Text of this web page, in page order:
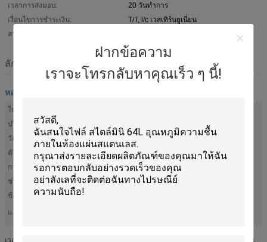
ฝากข้อความ
เราจะโทรกลับหาคุณเร็ว ๆ นี้!
เวลาการส่งมอบ:
20 วันทำการ
เงื่อนไขการชำระเงิน:
T/T, l/c เวสเทิร์นยูเนี่ยน
สามารถในการผลิต:
ลักษณะ
หอความชื้นอุณหภูมิ
ใบสมัคร:
ปริมาณภายใน:
วัสดุ:
สแตนเลส # 304
ตัวควบคุม:
หน้าจอสัมผัส LED
การประกัน:
รับประกัน 12 เดือน
ช่วงเวลานำ:
20 วันเมื่อได้รับเงินฝาก
ข้อตกลงการค้า:
แสงสูง:
เวลาจัดส่งที่รวดเร็วมินิสไตล์ 64L ห้องความชื้นอุณหภูมิ 1. การกำหนดค่ามาตรฐาน